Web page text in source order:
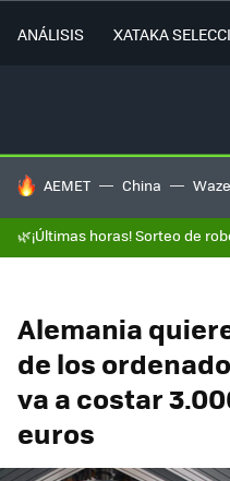
ANÁLISIS XATAKA
HOY SE HABLA DE
AEMET China Waze
🌿¡Últimas horas! Sorteo de
Alemania
de los
va a costar
euros